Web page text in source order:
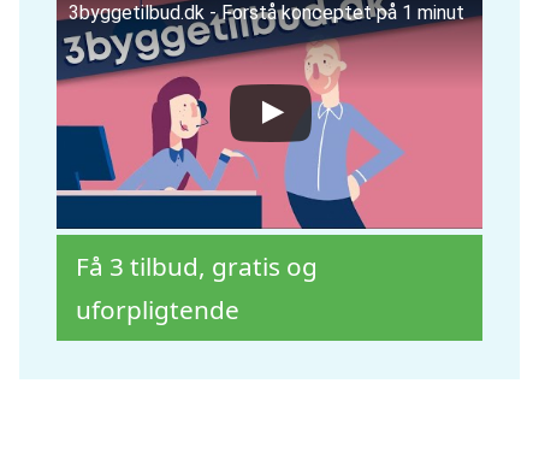
3byggetilbud.dk - Forstå konceptet på 1 minut
Få 3 tilbud, gratis og
uforpligtende